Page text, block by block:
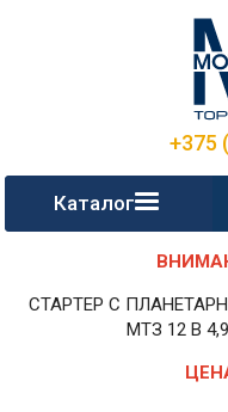
+375
Каталог
СТАРТЕР С
МТЗ 12 В